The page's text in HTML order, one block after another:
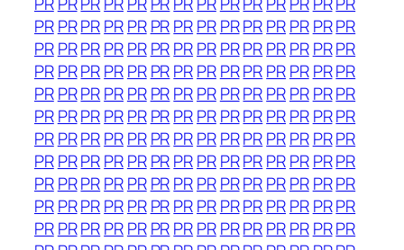
PRPRPRPRPR PRPRPRPRPRPRPR PRPR
PRPRPRPRPR PRPRPRPRPRPRPR PRPR
PRPRPRPRPR PRPRPRPRPRPRPR PRPR
PRPRPRPRPR PRPRPRPRPRPRPR PRPR
PRPRPRPRPR PRPRPRPRPRPRPR PRPR
PRPRPRPRPR PRPRPRPRPRPRPR PRPR
PRPRPRPRPR PRPRPRPRPRPRPR PRPR
PRPRPRPRPR PRPRPRPRPRPRPR PRPR
PRPRPRPRPR PRPRPRPRPRPRPR PRPR
PRPRPRPRPR PRPRPRPRPRPRPR PRPR